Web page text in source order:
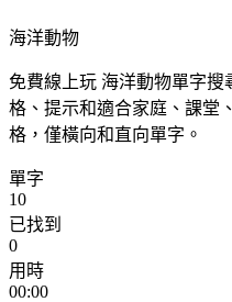
海洋動物
免費線上玩 海洋動物單字
格、提示和適合家庭、課堂
格，僅橫向和直向單字。
單字
10
已找到
0
用時
00:00